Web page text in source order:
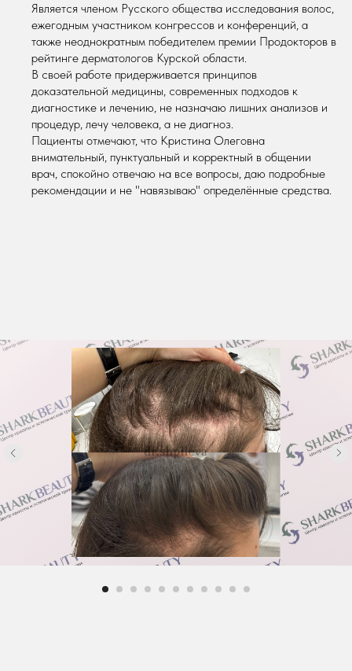
Является членом Русского общества исследования волос,
ежегодным участником конгрессов и конференций, а
также неоднократным победителем премии Продокторов в
рейтинге дерматологов Курской области.
В своей работе придерживается принципов
доказательной медицины, современных подходов к
диагностике и лечению, не назначаю лишних анализов и
процедур, лечу человека, а не диагноз.
Пациенты отмечают, что Кристина Олеговна
внимательный, пунктуальный и корректный в общении
врач, спокойно отвечаю на все вопросы, даю подробные
рекомендации и не "навязываю" определённые средства.